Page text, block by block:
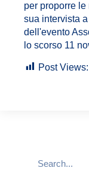
per proporre
sua intervista
dell'evento
lo scorso 11
Post Views: